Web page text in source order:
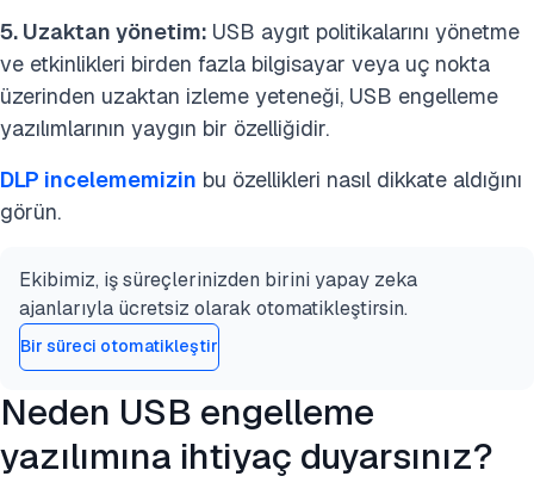
5. Uzaktan yönetim: USB aygıt politikalarını yönetme
ve etkinlikleri birden fazla bilgisayar veya uç nokta
üzerinden uzaktan izleme yeteneği, USB engelleme
yazılımlarının yaygın bir özelliğidir.
DLP incelememizin bu özellikleri nasıl dikkate aldığını
görün.
Ekibimiz, iş süreçlerinizden birini yapay zeka
ajanlarıyla ücretsiz olarak otomatikleştirsin.
Bir süreci otomatikleştir
Neden USB engelleme
yazılımına ihtiyaç duyarsınız?